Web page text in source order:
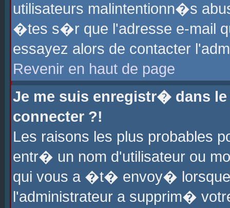
utilisateurs malintentionn�s
�tes s�r que l'adresse e-mail
essayez alors de contacter
Revenir en haut de page
Je me suis enregistr� dans
connecter ?!
Les raisons les plus probables
entr� un nom d'utilisateur ou
qui vous a �t� envoy�
l'administrateur a supprim�